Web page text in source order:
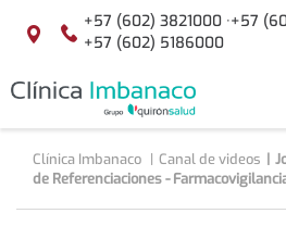
Saltar al contenido
Localización
+57 (602) 3821000 ·+57
+57 (602) 5186000
Clínica Imbanaco Canal de videos
de Referenciaciones -